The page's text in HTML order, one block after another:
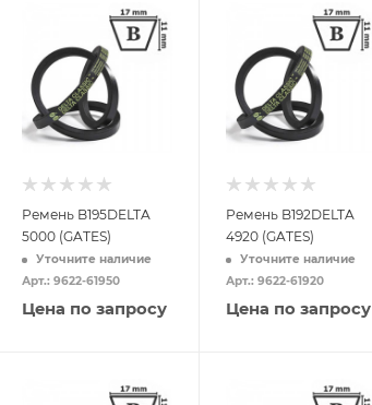
Ремень B195DELTA
5000 (GATES)
Уточните наличие
Арт.: 9622-61950
Цена по запросу
Ремень B192DELTA
4920 (GATES)
Уточните наличие
Арт.: 9622-61920
Цена по запросу